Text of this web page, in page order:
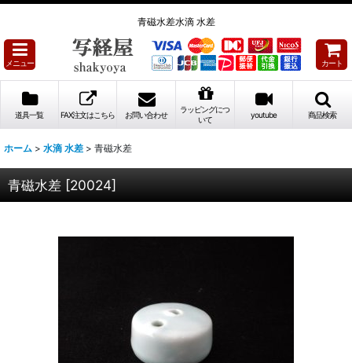
青磁水差水滴 水差
メニュー カート
道具一覧 FAX注文はこちら お問い合わせ
ラッピングにつ
いて
youtube 商品検索
ホーム > 水滴 水差 > 青磁水差
青磁水差 [20024]